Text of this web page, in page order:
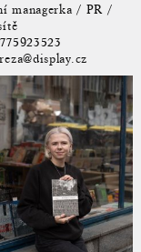
managerka / PR /